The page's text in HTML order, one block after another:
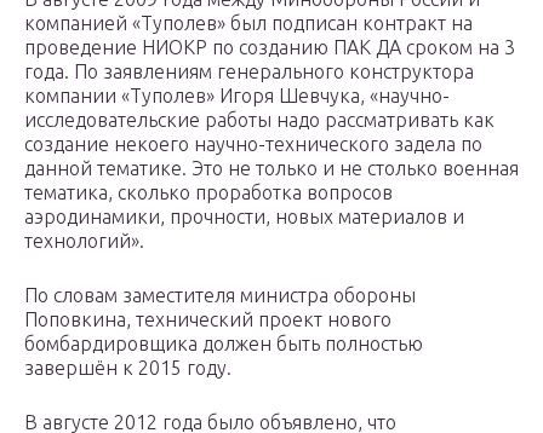
компанией «Туполев» был подписан контракт на
проведение НИОКР по созданию ПАК ДА сроком на 3
года. По заявлениям генерального конструктора
компании «Туполев» Игоря Шевчука, «научно-
исследовательские работы надо рассматривать как
создание некоего научно-технического задела по
данной тематике. Это не только и не столько военная
тематика, сколько проработка вопросов
аэродинамики, прочности, новых материалов и
технологий».
По словам заместителя министра обороны
Поповкина, технический проект нового
бомбардировщика должен быть полностью
завершён к 2015 году.
В августе 2012 года было объявлено, что